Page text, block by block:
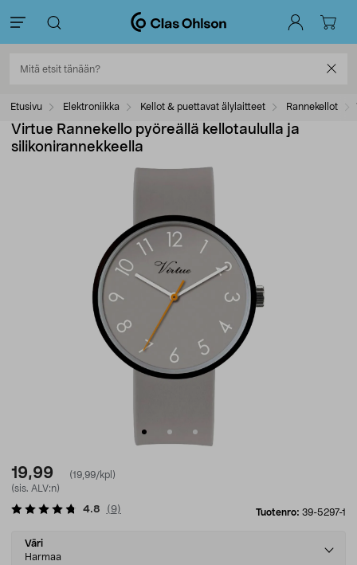
Etusivu Elektroniikka Kellot & puettavat älylaitteet Rannekellot
Virtue Rannekello pyöreällä kellotaululla ja
silikonirannekkeella
19,99
(19,99/kpl)
(sis. ALV:n)
Tuotenro: 39-5297-1
4.8 (9)
Select
variant
Väri
Harmaa